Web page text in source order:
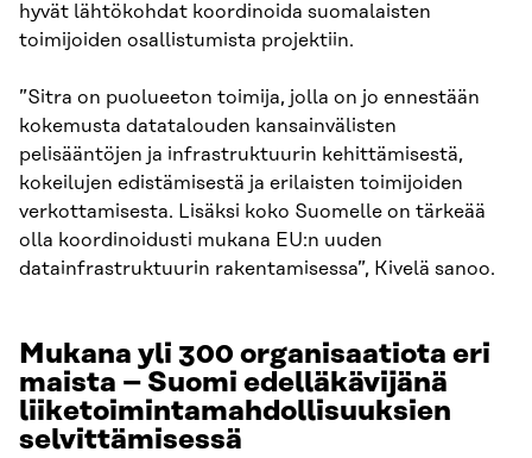
hyvät lähtökohdat koordinoida suomalaisten
toimijoiden osallistumista projektiin.
”Sitra on puolueeton toimija, jolla on jo ennestään
kokemusta datatalouden kansainvälisten
pelisääntöjen ja infrastruktuurin kehittämisestä,
kokeilujen edistämisestä ja erilaisten toimijoiden
verkottamisesta. Lisäksi koko Suomelle on tärkeää
olla koordinoidusti mukana EU:n uuden
datainfrastruktuurin rakentamisessa”, Kivelä sanoo.
Mukana yli 300 organisaatiota eri
maista – Suomi edelläkävijänä
liiketoimintamahdollisuuksien
selvittämisessä